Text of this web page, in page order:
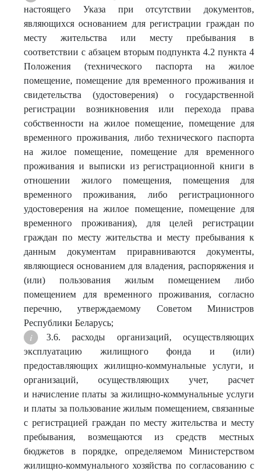
настоящего Указа при отсутствии документов,
являющихся основанием для регистрации граждан по
месту жительства или месту пребывания в
соответствии с абзацем вторым подпункта 4.2 пункта 4
Положения (технического паспорта на жилое
помещение, помещение для временного проживания и
свидетельства (удостоверения) о государственной
регистрации возникновения или перехода права
собственности на жилое помещение, помещение для
временного проживания, либо технического паспорта
на жилое помещение, помещение для временного
проживания и выписки из регистрационной книги в
отношении жилого помещения, помещения для
временного проживания, либо регистрационного
удостоверения на жилое помещение, помещение для
временного проживания), для целей регистрации
граждан по месту жительства и месту пребывания к
данным документам приравниваются документы,
являющиеся основанием для владения, распоряжения и
(или) пользования жилым помещением либо
помещением для временного проживания, согласно
перечню, утверждаемому Советом Министров
Республики Беларусь;
3.6. расходы организаций, осуществляющих
эксплуатацию жилищного фонда и (или)
предоставляющих жилищно-коммунальные услуги, и
организаций, осуществляющих учет, расчет
и начисление платы за жилищно-коммунальные услуги
и платы за пользование жилым помещением, связанные
с регистрацией граждан по месту жительства и месту
пребывания, возмещаются из средств местных
бюджетов в порядке, определяемом Министерством
жилищно-коммунального хозяйства по согласованию с